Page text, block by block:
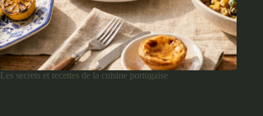
Les secrets et recettes de la cuisine portugaise